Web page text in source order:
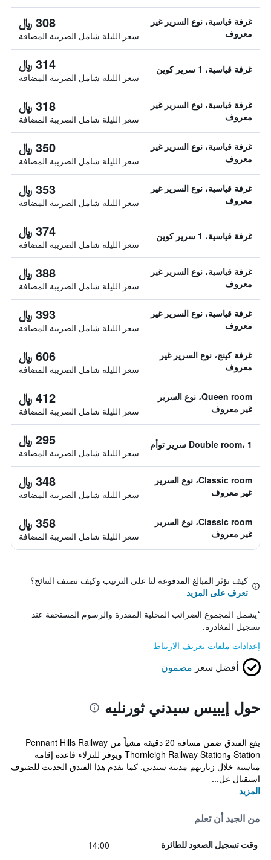
غرفة قياسية، نوع السرير غير
معروف
308 ﷼
سعر الليلة شامل الصريبة المضافة
غرفة قياسية، 1 سرير كوين 314 ﷼
سعر الليلة شامل الصريبة المضافة
غرفة قياسية، نوع السرير غير
معروف
318 ﷼
سعر الليلة شامل الصريبة المضافة
غرفة قياسية، نوع السرير غير
معروف
350 ﷼
سعر الليلة شامل الصريبة المضافة
غرفة قياسية، نوع السرير غير
معروف
353 ﷼
سعر الليلة شامل الصريبة المضافة
غرفة قياسية، 1 سرير كوين 374 ﷼
سعر الليلة شامل الصريبة المضافة
غرفة قياسية، نوع السرير غير
معروف
388 ﷼
سعر الليلة شامل الصريبة المضافة
غرفة قياسية، نوع السرير غير
معروف
393 ﷼
سعر الليلة شامل الصريبة المضافة
غرفة كينج، نوع السرير غير
معروف
606 ﷼
سعر الليلة شامل الصريبة المضافة
Queen room، نوع السرير
غير معروف
412 ﷼
سعر الليلة شامل الصريبة المضافة
Double room، 1 سرير توأم 295 ﷼
سعر الليلة شامل الصريبة المضافة
Classic room، نوع السرير
غير معروف
348 ﷼
سعر الليلة شامل الصريبة المضافة
Classic room، نوع السرير
غير معروف
358 ﷼
سعر الليلة شامل الصريبة المضافة
كيف تؤثر المبالغ المدفوعة لنا على الترتيب وكيف نصنف النتائج؟
تعرف على المزيد
*يشمل المجموع الضرائب المحلية المقدرة والرسوم المستحقة عند
تسجيل المغادرة.
إعدادات ملفات تعريف الارتباط
أفضل سعر مضمون
حول إيبيس سيدني ثورنليه
يقع الفندق ضمن مسافة 20 دقيقة مشياً من Pennant Hills Railway
Station وThornleigh Railway Station ويوفر للنزلاء قاعدة إقامة
مناسبة خلال زيارتهم مدينة سيدني. كما يقدم هذا الفندق الحديث للضيوف
استقبال عل...
المزيد
من الجيد أن تعلم
وقت تسجيل الصعود للطائرة 14:00